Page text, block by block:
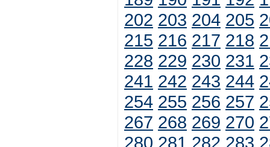
202 203 204 205
215 216 217 218
228 229 230 231
241 242 243 244
254 255 256 257
267 268 269 270
280 281 282 283